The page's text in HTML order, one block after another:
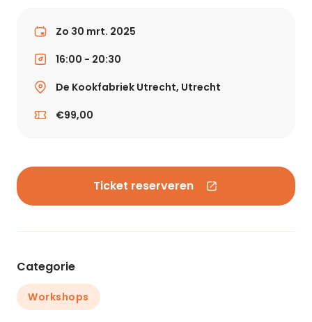
Zo 30 mrt. 2025
16:00 - 20:30
De Kookfabriek Utrecht, Utrecht
€99,00
Ticket reserveren
Categorie
Workshops